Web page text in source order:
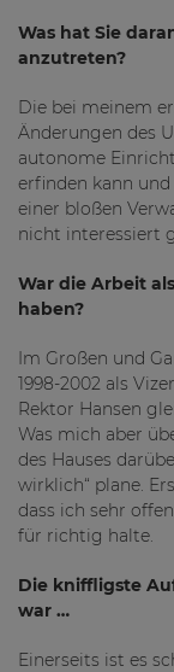
Was hat Sie
anzutreten?
Die bei meinem
Änderungen des
autonome
erfinden kann
einer bloßen
nicht interessiert
War die Arbeit
haben?
Im Großen und
1998-2002 als
Rektor Hansen
Was mich aber
des Hauses
wirklich“ plane.
dass ich sehr
für richtig halte.
Die kniffligste
war …
Einerseits ist es